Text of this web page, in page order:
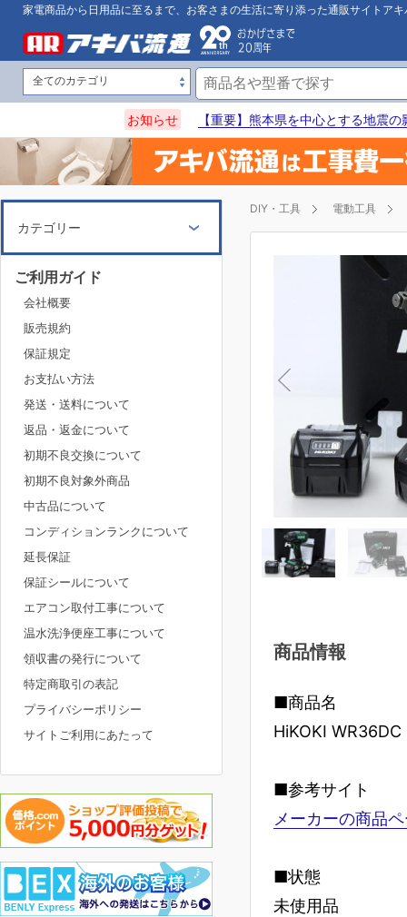
家電商品から日用品に至るまで、お客さまの生活に寄り添った通販サイトアキ
お知らせ 【重要】熊本県を中心とする地震
DIY・工具 電動工具
商品情報
■商品名
HiKOKI WR36DC
■参考サイト
メーカーの商品
■状態
未使用品
カテゴリー
ご利用ガイド
会社概要
販売規約
保証規定
お支払い方法
発送・送料について
返品・返金について
初期不良交換について
初期不良対象外商品
中古品について
コンディションランクについて
延長保証
保証シールについて
エアコン取付工事について
温水洗浄便座工事について
領収書の発行について
特定商取引の表記
プライバシーポリシー
サイトご利用にあたって